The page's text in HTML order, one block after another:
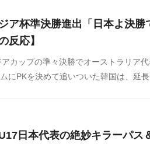
ア杯準決勝進出「日本よ決勝
反応】
カップの準々決勝でオーストラリア代
にPKを決めて追いついた韓国は、延長
日本代表の絶妙キラーパス